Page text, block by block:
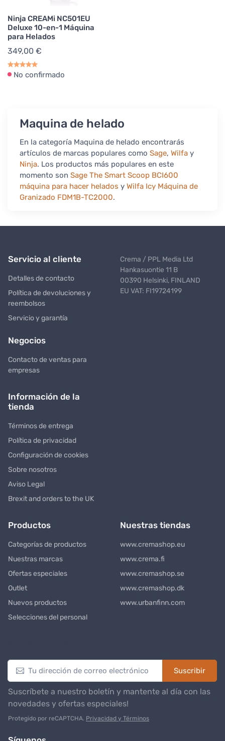
Ninja CREAMi NC501EU
Deluxe 10-en-1 Máquina
para Helados
349,00 €
No confirmado
Maquina de helado
En la categoría Maquina de helado encontrarás
artículos de marcas populares como Sage, Wilfa y
Ninja. Los productos más populares en este
momento son Sage The Smart Scoop BCI600
máquina para hacer helados y Wilfa Icy Máquina de
Granizado FDM1B-TC2000.
Servicio al cliente
Detalles de contacto
Política de devoluciones y
reembolsos
Servicio y garantía
Negocios
Contacto de ventas para
empresas
Crema / PPL Media Ltd
Hankasuontie 11 B
00390 Helsinki, FINLAND
EU VAT: FI19724199
Información de la
tienda
Términos de entrega
Política de privacidad
Configuración de cookies
Sobre nosotros
Aviso Legal
Brexit and orders to the UK
Productos
Categorías de productos
Nuestras marcas
Ofertas especiales
Outlet
Nuevos productos
Selecciones del personal
Nuestras tiendas
www.cremashop.eu
www.crema.fi
www.cremashop.se
www.cremashop.dk
www.urbanfinn.com
Suscribir
Suscríbete a nuestro boletín y mantente al día con las
novedades y ofertas especiales!
Protegido por reCAPTCHA. Privacidad y Términos